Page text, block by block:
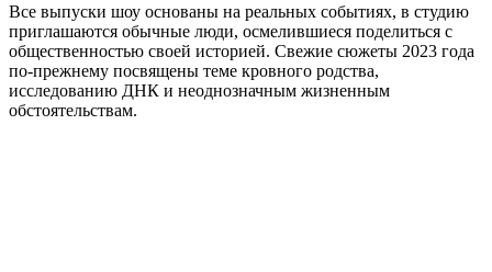
Все выпуски шоу основаны на реальных событиях, в студию
приглашаются обычные люди, осмелившиеся поделиться с
общественностью своей историей. Свежие сюжеты 2023 года
по-прежнему посвящены теме кровного родства,
исследованию ДНК и неоднозначным жизненным
обстоятельствам.